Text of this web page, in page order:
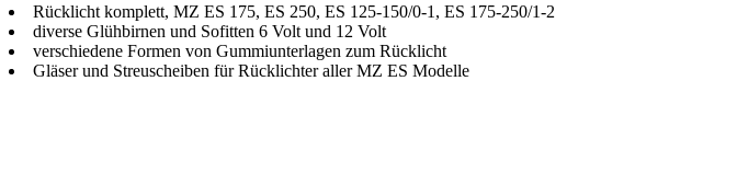
Rücklicht komplett, MZ ES 175, ES 250, ES 125-150/0-1, ES 175-250/1-2
diverse Glühbirnen und Sofitten 6 Volt und 12 Volt
verschiedene Formen von Gummiunterlagen zum Rücklicht
Gläser und Streuscheiben für Rücklichter aller MZ ES Modelle